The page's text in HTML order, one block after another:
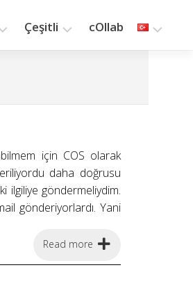
Çeşitli cOllab
için COS olarak
daha doğrusu
ilgiliye göndermeliydim.
gönderiyorlardı. Yani
Read more